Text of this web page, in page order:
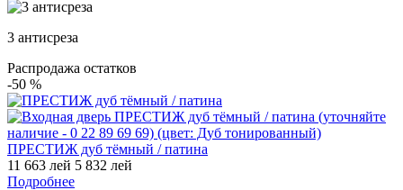
3 антисреза
Распродажа остатков
-50 %
ПРЕСТИЖ дуб тёмный / патина
11 663 лей 5 832 лей
Подробнее